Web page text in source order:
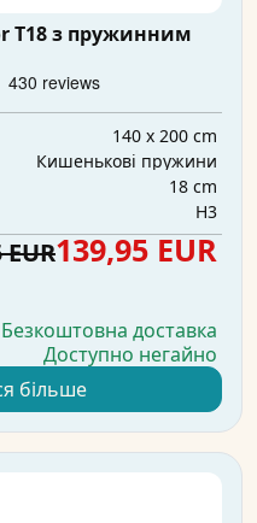
T18 з пружинним
140 x 200 cm
Кишенькові пружини
18 cm
H3
139,95 EUR
Безкоштовна доставка
Доступно негайно
більше